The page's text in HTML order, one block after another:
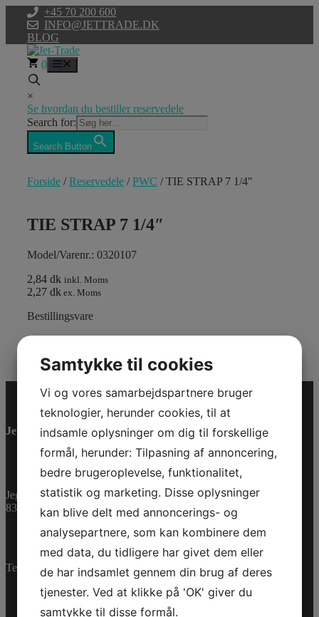
indhold
+45 70 200 600
INFO@JETTRADE.DK
BLOG
0
×
Se hvordan du bestiller reservedele
Search for:
Search Button
Forside /Reservedele /PWC / TIE STRAP 7 1/4″
TIE STRAP 7 1/4″
Model/Varenr.: 0320107
2,84 dk inkl. Moms
2,27 dk ex. Moms
Bestillingsvare
Varenummer (SKU):
Jet-Trade Powersport
Jegstrupvej 280
8361 Hasselager
Telefon:+45 70 200 600
Samtykke til cookies
Vi og vores samarbejdspartnere bruger
teknologier, herunder cookies, til at
indsamle oplysninger om dig til forskellige
formål, herunder: Tilpasning af annoncering,
bedre brugeroplevelse, funktionalitet,
statistik og marketing. Disse oplysninger
kan blive delt med annoncerings- og
analysepartnere, som kan kombinere dem
med data, du tidligere har givet dem eller
de har indsamlet gennem din brug af deres
tjenester. Ved at klikke på 'OK' giver du
samtykke til disse formål.